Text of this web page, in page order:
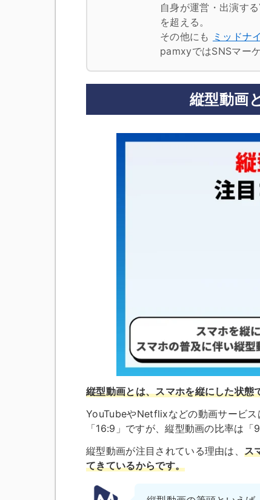
自身が運営・出演す
を超える。
その他にも ミッドナ
pamxyではSNSマー
縦型動画
縦型動画とは、スマホを縦にした状態
YouTubeやNetflixなどの動画サービ
「16:9」ですが、縦型動画の比率は「
縦型動画が注目されている理由は、ス
てきているからです。